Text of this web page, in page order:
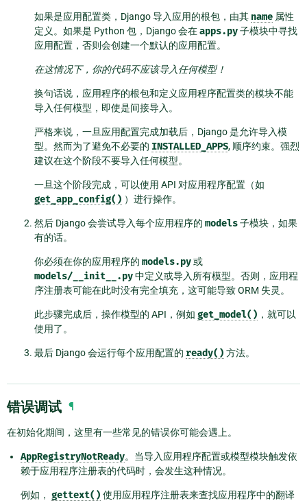
如果是应用配置类，Django 导入应用的根包，由其 name 属性
定义。如果是 Python 包，Django 会在apps.py子模块中寻找
应用配置，否则会创建一个默认的应用配置。
在这情况下，你的代码不应该导入任何模型！
换句话说，应用程序的根包和定义应用程序配置类的模块不能
导入任何模型，即使是间接导入。
严格来说，一旦应用配置完成加载后，Django 是允许导入模
型。然而为了避免不必要的 INSTALLED_APPS, 顺序约束。强烈
建议在这个阶段不要导入任何模型。
一旦这个阶段完成，可以使用 API 对应用程序配置（如
get_app_config() ）进行操作。
然后 Django 会尝试导入每个应用程序的 models子模块，如果
有的话。
你必须在你的应用程序的 models.py或
models/__init__.py中定义或导入所有模型。否则，应用程
序注册表可能在此时没有完全填充，这可能导致 ORM 失灵。
此步骤完成后，操作模型的 API，例如 get_model() ，就可以
使用了。
最后 Django 会运行每个应用配置的 ready() 方法。
错误调试 ¶
在初始化期间，这里有一些常见的错误你可能会遇上。
AppRegistryNotReady。当导入应用程序配置或模型模块触发依
赖于应用程序注册表的代码时，会发生这种情况。
例如， gettext() 使用应用程序注册表来查找应用程序中的翻译